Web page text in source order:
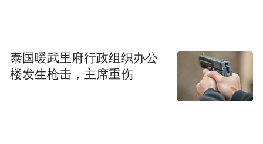
泰国暖武里府行政组织办公
楼发生枪击，主席重伤